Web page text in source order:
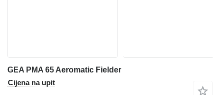
GEA PMA 65 Aeromatic Fielder
Cijena na upit